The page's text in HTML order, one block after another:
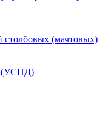
столбовых (мачтовых)
(УСПД)